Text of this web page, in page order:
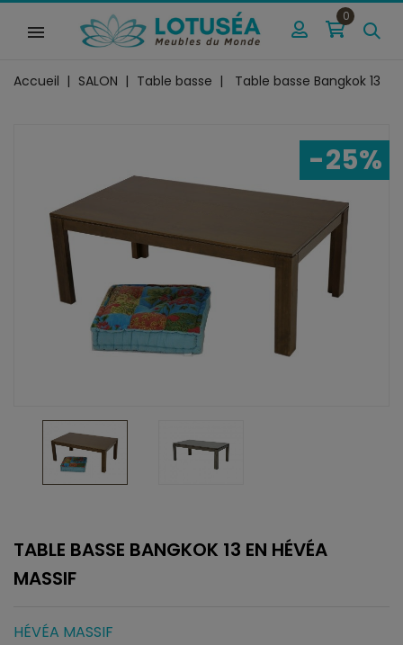
0
Accueil SALON Table basse Table basse Bangkok 13
-25%
TABLE BASSE BANGKOK 13 EN HÉVÉA
MASSIF
HÉVÉA MASSIF